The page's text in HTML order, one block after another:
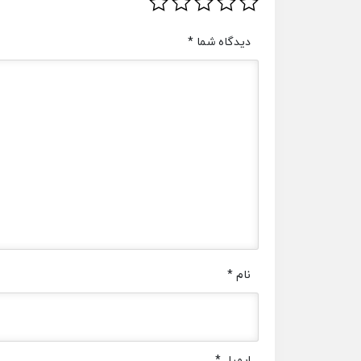
دیدگاه شما *
نام*